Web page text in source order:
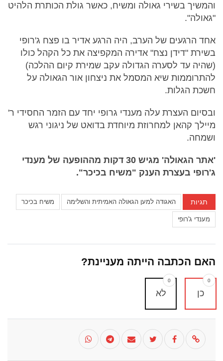
והמשיך בשירי גאולה ומשיח, כאשר גולת הכותרת הלהיט
"גאולה".
אחד הרגעים של הערב, היה הרגע אדיר בו פצח ג'רופי
בשירת "דידן נצח" אדירה המקפיצה את כל הקהל כולו
(שהיה עד לסערה הגדולה עקב שמירת קיום ההלכה)
להתרוממות שיא המסמל את ניצחון אור הגאולה על
חשכת הגלות.
ובסיום העצרת עלה מענדי גרופי יחד עם הזמר החסידי ר'
מיילך קהאן למחרוזת מיוחדת בדואט של ניגוני רגש
ושמחה.
'אתר הגאולה' מגיש 30 דקות מההופעה של מענדי
ג'רופי בעצרת הענק "משיח בכיכר".
תגיות האגודה למען הגאולה האמיתית והשלימה משיח בכיכר
מענדי ג'רופי
האם הכתבה הייתה מעניינת?
כן
0
לא
0